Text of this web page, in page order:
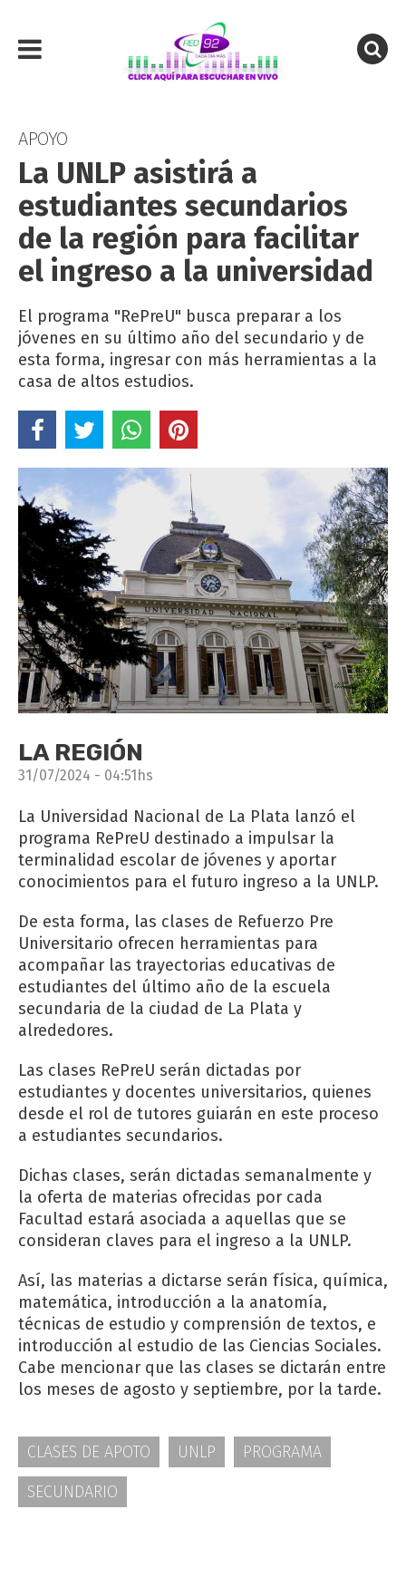
APOYO
La UNLP asistirá a
estudiantes secundarios
de la región para facilitar
el ingreso a la universidad
El programa "RePreU" busca preparar a los
jóvenes en su último año del secundario y de
esta forma, ingresar con más herramientas a la
casa de altos estudios.
LA REGIÓN
31/07/2024 - 04:51hs
La Universidad Nacional de La Plata lanzó el
programa RePreU destinado a impulsar la
terminalidad escolar de jóvenes y aportar
conocimientos para el futuro ingreso a la UNLP.
De esta forma, las clases de Refuerzo Pre
Universitario ofrecen herramientas para
acompañar las trayectorias educativas de
estudiantes del último año de la escuela
secundaria de la ciudad de La Plata y
alrededores.
Las clases RePreU serán dictadas por
estudiantes y docentes universitarios, quienes
desde el rol de tutores guiarán en este proceso
a estudiantes secundarios.
Dichas clases, serán dictadas semanalmente y
la oferta de materias ofrecidas por cada
Facultad estará asociada a aquellas que se
consideran claves para el ingreso a la UNLP.
Así, las materias a dictarse serán física, química,
matemática, introducción a la anatomía,
técnicas de estudio y comprensión de textos, e
introducción al estudio de las Ciencias Sociales.
Cabe mencionar que las clases se dictarán entre
los meses de agosto y septiembre, por la tarde.
CLASES DE APOTO UNLP
PROGRAMA
SECUNDARIO